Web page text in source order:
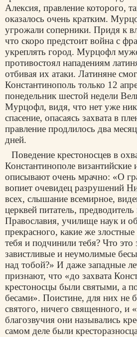
Алексия, правление которого,
оказалось очень кратким.
угрожали соперники. Придя к
что скоро предстоит война с
укреплять город. Мурцофл
противостоял нападениям
отбивая их атаки. Латиняне
Константинополь только 12
понедельник шестой недели
Мурцофл, видя, что нет уже
спасение, опасаясь захвата в
правление продлилось два
дней.
Поведение крестоносцев в
Константинополе византийские
описывают очень мрачно: «О
вопиет очевидец разрушений
всех, слышание всемирное,
церквей питатель,
Православия, училище наук и
прекрасного, какие же
тебя и подчинили тебя? Что это
завистливые и неумолимые
над тобой?» И даже западные
признают, что «до захвата
крестоносцы были святыми, а
бесами». Поистине, для них не
святого, ничего священного, и
благозвучия они назывались
самом деле были